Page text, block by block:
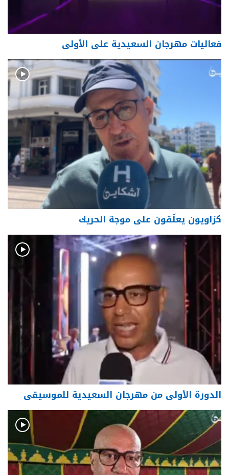
فعاليات مهرجان السعيدية على الأولى
كزاويون يعلّقون على موجة الحريك
الدورة الأولى من مهرجان السعيدية للموسيقى